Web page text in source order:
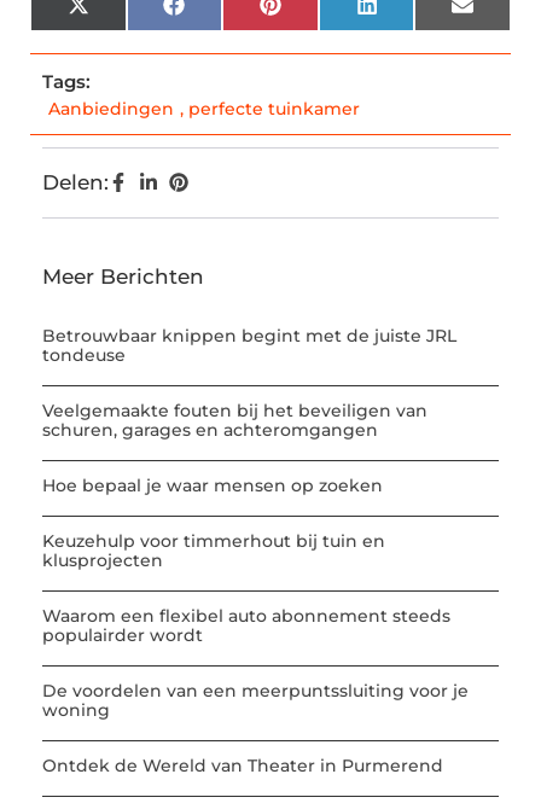
X
(Twitter)
FacebookPinterestLinkedInEmail
Tags:
Aanbiedingen , perfecte tuinkamer
Delen:
Meer Berichten
Betrouwbaar knippen begint met de juiste JRL
tondeuse
Veelgemaakte fouten bij het beveiligen van
schuren, garages en achteromgangen
Hoe bepaal je waar mensen op zoeken
Keuzehulp voor timmerhout bij tuin en
klusprojecten
Waarom een flexibel auto abonnement steeds
populairder wordt
De voordelen van een meerpuntssluiting voor je
woning
Ontdek de Wereld van Theater in Purmerend